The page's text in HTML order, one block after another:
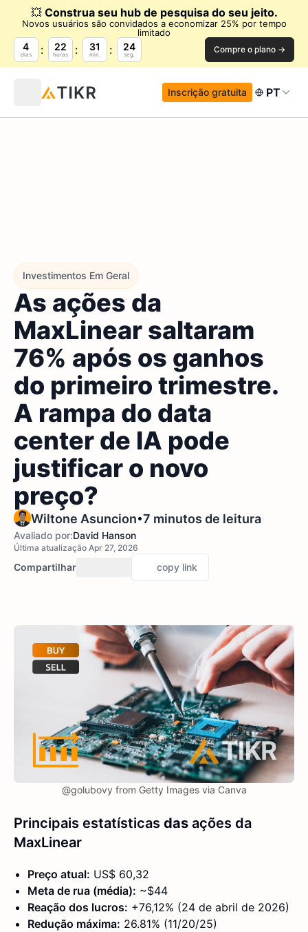
💥 Construa seu hub de pesquisa do seu jeito.
Novos usuários são convidados a economizar 25% por tempo
limitado
4
dias
22
horas
31
min.
22
seg. Compre o plano →
Inscrição gratuita PT
Investimentos Em Geral
As ações da
MaxLinear saltaram
76% após os ganhos
do primeiro trimestre.
A rampa do data
center de IA pode
justificar o novo
preço?
Wiltone Asuncion•7 minutos de leitura
Avaliado por:David Hanson
Última atualização Apr 27, 2026
Compartilhar copy link
@golubovy from Getty Images via Canva
Principais estatísticas das ações da
MaxLinear
Preço atual: US$ 60,32
Meta de rua (média): ~$44
Reação dos lucros: +76,12% (24 de abril de 2026)
Redução máxima: 26.81% (11/20/25)